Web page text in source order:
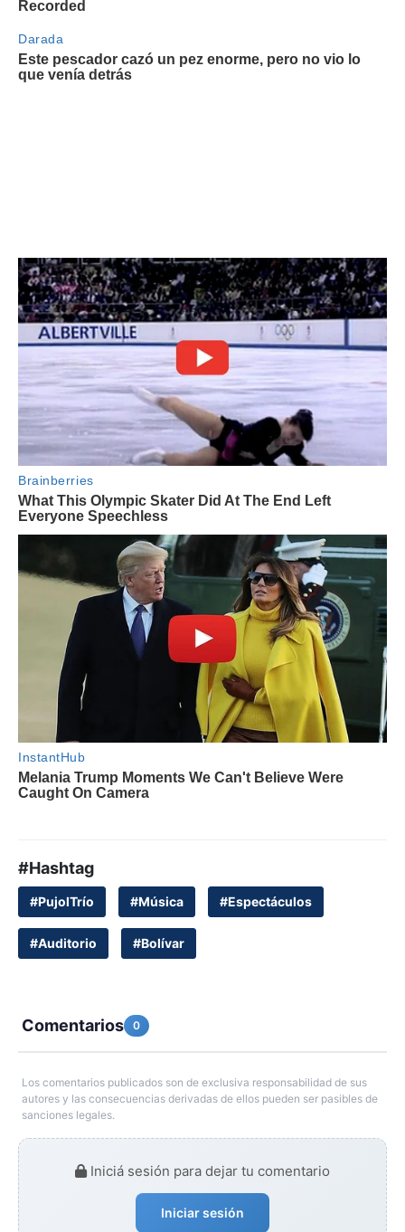
#Hashtag
#PujolTrío #Música #Espectáculos
#Auditorio #Bolívar
Comentarios 0
Los comentarios publicados son de exclusiva responsabilidad de sus
autores y las consecuencias derivadas de ellos pueden ser pasibles de
sanciones legales.
Iniciá sesión para dejar tu comentario
Iniciar sesión